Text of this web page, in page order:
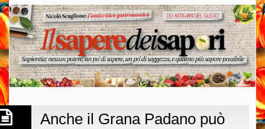
sonodel
gusto
del
gusto
del
gusto
Anche il Grana Padano può